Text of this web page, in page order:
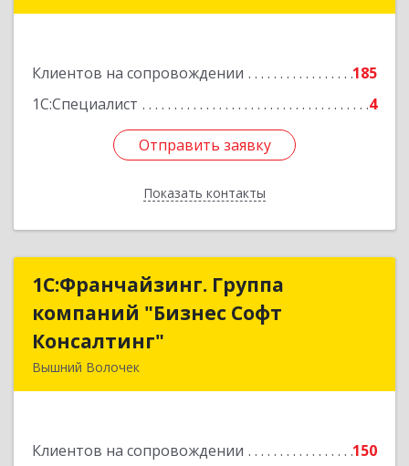
Клиентов на сопровождении
185
1С:Специалист
4
Отправить заявку
Показать контакты
Подробнее
Отправить заявку
Назад
1С:Франчайзинг. Группа
компаний "Бизнес Софт
Консалтинг"
Вышний Волочек
Клиентов на сопровождении
150
1С:Франчайзинг. Группа
компаний "Бизнес Софт
Подробнее